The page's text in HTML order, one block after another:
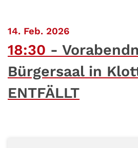
14. Feb. 2026:
18:30
Bürgersaal in
ENTFÄLLT